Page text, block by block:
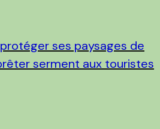
ses paysages de
serment aux touristes